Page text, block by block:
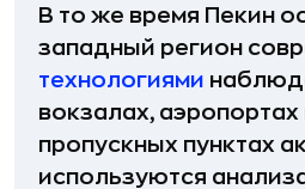
В то же время Пекин
западный регион
технологиями
вокзалах,
пропускных пунктах
используются